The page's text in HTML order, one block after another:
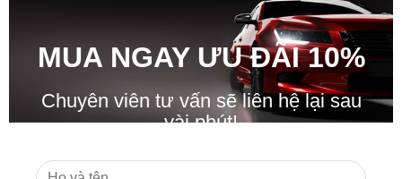
MUA NGAY ƯU ĐÃI10%
Chuyên viên tư vấn sẽ liên hệ lại sau
vài phút!